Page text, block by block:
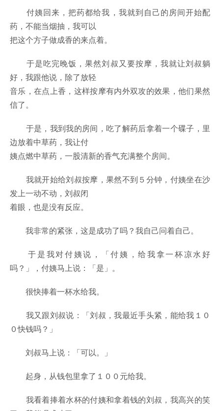
付姨回来，把药都给我，我就到自己的房间开始配
药，不能当烟抽，我可以
把这个方子做成香的来点着。
于是吃完晚饭，果然刘叔又要按摩，我就让刘叔躺
好，我跟他说，除了放轻
音乐，在点上香，这样按摩有内外双攻的效果，他们果然
信了。
于是，我到我的房间，吃了解药后拿着一个碟子，里
边放着中草药，我让付
姨点燃中草药，一股清新的香气充满整个房间。
我就开始给刘叔按摩，果然不到５分钟，付姨坐在沙
发上一动不动，刘叔闭
着眼，也是没有反应。
我非常的紧张，这是成功了吗？我自己问着自己。
于是我对付姨说，「付姨，给我拿一杯凉水好
吗？」，付姨马上说：「是」。
很快捧着一杯水给我。
我又跟刘叔说：「刘叔，我最近手头紧，能给我１０
０快钱吗？」
刘叔马上说：「可以。」
起身，从钱包里拿了１００元给我。
我看着捧着水杯的付姨和拿着钱的刘叔，我高兴的笑